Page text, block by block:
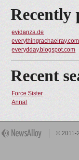
Recently
evidanza.de
everythingrachaelray.com
everydday.blogspot.com
Recent
Force Sister
Annal
© 2011-